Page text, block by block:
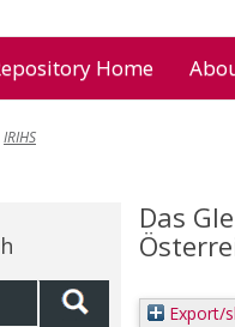
Home
IRIHS
Das
Export/